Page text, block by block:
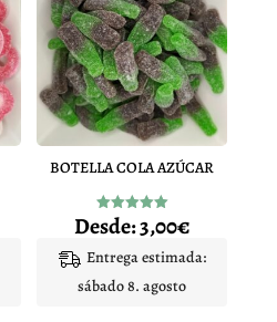
BOTELLA COLA AZÚCAR
Valorado
con
de 5
Desde:3,00€
Entrega estimada:
sábado 8. agosto